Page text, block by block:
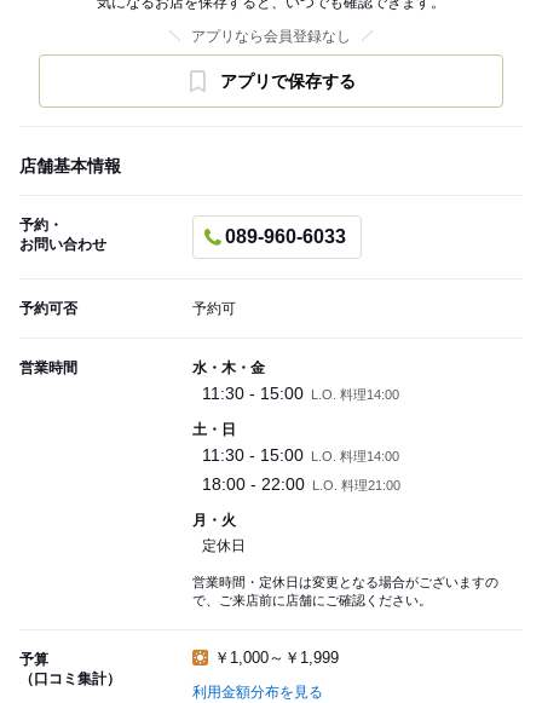
アプリなら会員登録なし
アプリで保存する
店舗基本情報
予約・
お問い合わせ
089-960-6033
予約可否 予約可
営業時間 水・木・金
11:30 - 15:00 L.O. 料理14:00
土・日
11:30 - 15:00 L.O. 料理14:00
18:00 - 22:00 L.O. 料理21:00
月・火
定休日
営業時間・定休日は変更となる場合がございますの
で、ご来店前に店舗にご確認ください。
予算
（口コミ集計）
￥1,000～￥1,999
利用金額分布を見る